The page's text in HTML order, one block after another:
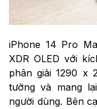
iPhone 14 Pro
XDR OLED với
phân giải 1290 x
tưởng và mang
người dùng. Bên